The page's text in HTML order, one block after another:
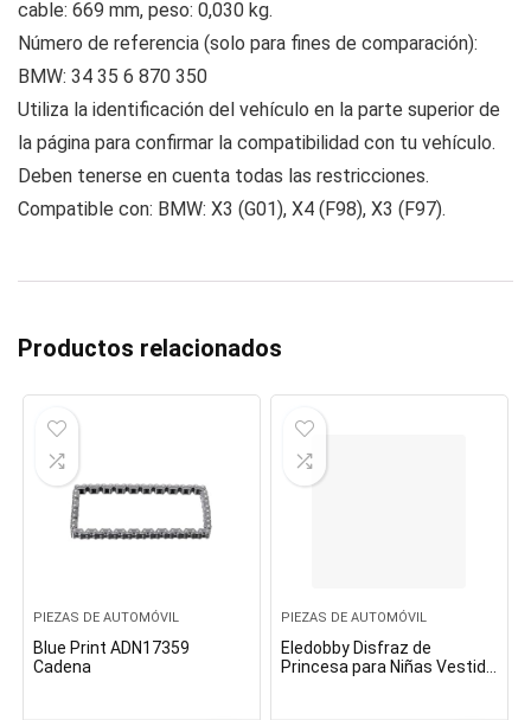
cable: 669 mm, peso: 0,030 kg.
Número de referencia (solo para fines de comparación):
BMW: 34 35 6 870 350
Utiliza la identificación del vehículo en la parte superior de
la página para confirmar la compatibilidad con tu vehículo.
Deben tenerse en cuenta todas las restricciones.
Compatible con: BMW: X3 (G01), X4 (F98), X3 (F97).
Productos relacionados
PIEZAS DE AUTOMÓVIL
Blue Print ADN17359
Cadena
PIEZAS DE AUTOMÓVIL
Eledobby Disfraz de
Princesa para Niñas Vestido